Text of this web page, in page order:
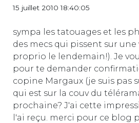
15 juillet 2010 18:40:05
sympa les tatouages et les
des mecs qui pissent sur
proprio le lendemain!). Je
pour te demander
copine Margaux (je suis pas
qui est sur la couv du
prochaine? J'ai cette
l'ai reçu. merci pour ce blog